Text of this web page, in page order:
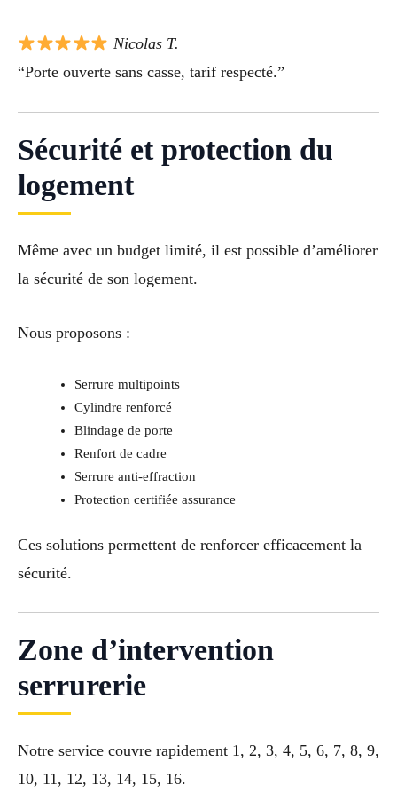
Nicolas T.
“Porte ouverte sans casse, tarif respecté.”
Sécurité et protection du
logement
Même avec un budget limité, il est possible d’améliorer
la sécurité de son logement.
Nous proposons :
Serrure multipoints
Cylindre renforcé
Blindage de porte
Renfort de cadre
Serrure anti-effraction
Protection certifiée assurance
Ces solutions permettent de renforcer efficacement la
sécurité.
Zone d’intervention
serrurerie
Notre service couvre rapidement 1, 2, 3, 4, 5, 6, 7, 8, 9,
10, 11, 12, 13, 14, 15, 16.